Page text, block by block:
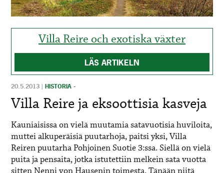
MAINOSTAJILLE
FÖR
ANNONSÖRER
Villa Reire och exotiska växter
LÄS ARTIKELN
20.5.2013 |HISTORIA -
Villa Reire ja eksoottisia kasveja
Kauniaisissa on vielä muutamia satavuotisia huviloita,
muttei alkuperäisiä puutarhoja, paitsi yksi, Villa
Reiren puutarha Pohjoinen Suotie 3:ssa. Siellä on vielä
puita ja pensaita, jotka istutettiin melkein sata vuotta